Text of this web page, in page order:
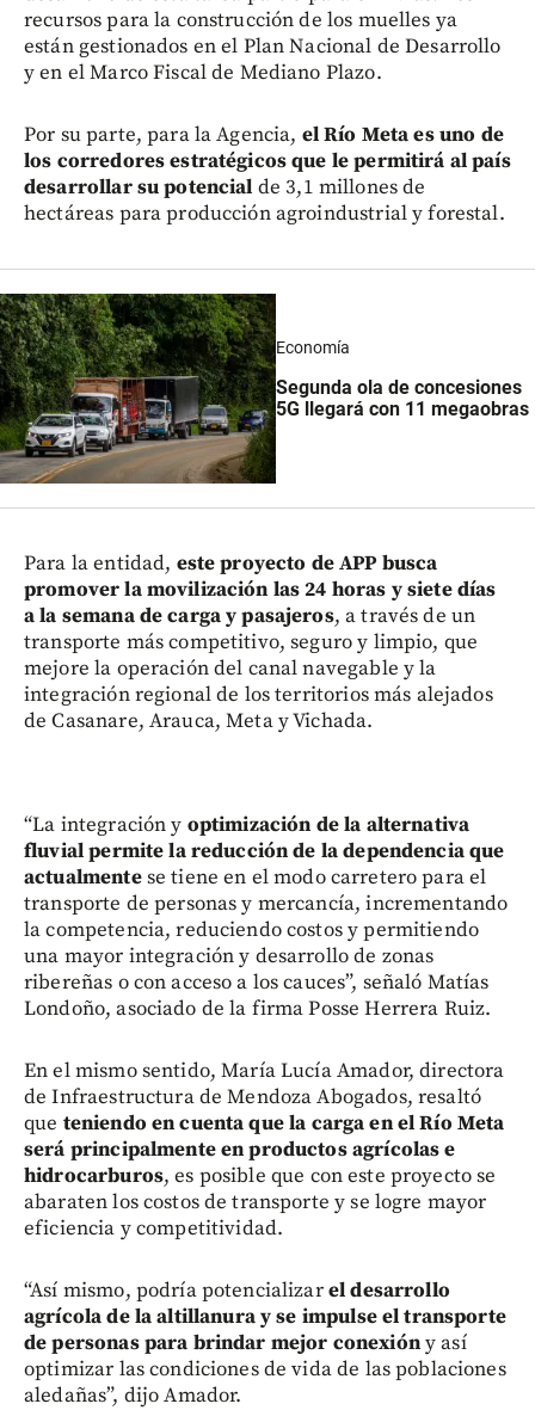
recursos para la construcción de los muelles ya
están gestionados en el Plan Nacional de Desarrollo
y en el Marco Fiscal de Mediano Plazo.
Por su parte, para la Agencia, el Río Meta es uno de
los corredores estratégicos que le permitirá al país
desarrollar su potencial de 3,1 millones de
hectáreas para producción agroindustrial y forestal.
Economía
Segunda ola de concesiones
5G llegará con 11 megaobras
Para la entidad, este proyecto de APP busca
promover la movilización las 24 horas y siete días
a la semana de carga y pasajeros, a través de un
transporte más competitivo, seguro y limpio, que
mejore la operación del canal navegable y la
integración regional de los territorios más alejados
de Casanare, Arauca, Meta y Vichada.
“La integración y optimización de la alternativa
fluvial permite la reducción de la dependencia que
actualmentese tiene en el modo carretero para el
transporte de personas y mercancía, incrementando
la competencia, reduciendo costos y permitiendo
una mayor integración y desarrollo de zonas
ribereñas o con acceso a los cauces”, señaló Matías
Londoño, asociado de la firma Posse Herrera Ruiz.
En el mismo sentido, María Lucía Amador, directora
de Infraestructura de Mendoza Abogados, resaltó
que teniendo en cuenta que la carga en el Río Meta
será principalmente en productos agrícolas e
hidrocarburos, es posible que con este proyecto se
abaraten los costos de transporte y se logre mayor
eficiencia y competitividad.
“Así mismo, podría potencializarel desarrollo
agrícola de la altillanura y se impulse el transporte
de personas para brindar mejor conexióny así
optimizar las condiciones de vida de las poblaciones
aledañas”, dijo Amador.